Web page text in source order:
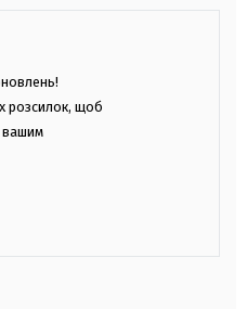
розсилок, щоб
вашим